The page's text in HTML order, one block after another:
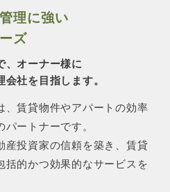
理に強い
ズ
、オーナー様に
社を目指します。
、賃貸物件やアパートの効率
ートナーです。
産投資家の信頼を築き、賃貸
括的かつ効果的なサービスを